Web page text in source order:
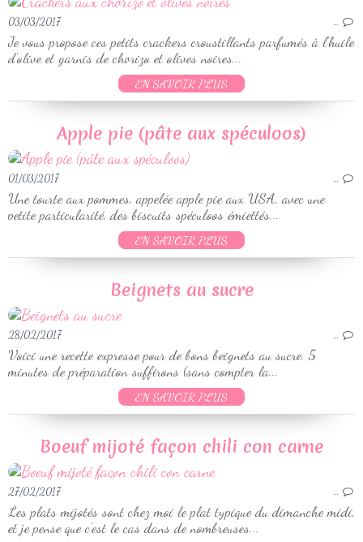
03/03/2017 …
Je vous propose ces petits crackers croustillants parfumés à l'huile
d'olive et garnis de chorizo et olives noires...
EN SAVOIR PLUS
Apple pie (pâte aux spéculoos)
01/03/2017 …
Une tourte aux pommes, appelée apple pie aux USA, avec une
petite particularité, des biscuits spéculoos émiettés...
EN SAVOIR PLUS
Beignets au sucre
28/02/2017 …
Voici une recette expresse pour de bons beignets au sucre. 5
minutes de préparation suffirons (sans compter la...
EN SAVOIR PLUS
Boeuf mijoté façon chili con carne
27/02/2017 …
Les plats mijotés sont chez moi le plat typique du dimanche midi,
et je pense que c'est le cas dans de nombreuses...